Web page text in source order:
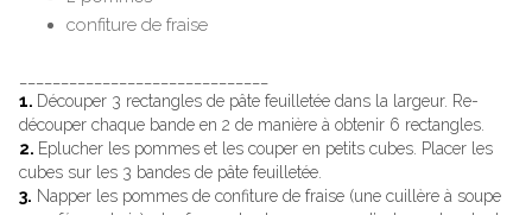
confiture de fraise
1. Découper 3 rectangles de pâte feuilletée dans la largeur. Re-
découper chaque bande en 2 de manière à obtenir 6 rectangles.
2. Eplucher les pommes et les couper en petits cubes. Placer les
cubes sur les 3 bandes de pâte feuilletée.
3. Napper les pommes de confiture de fraise (une cuillère à soupe